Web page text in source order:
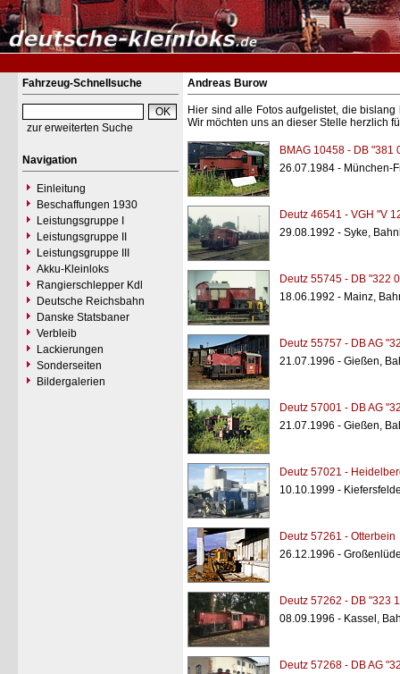
Fahrzeug-Schnellsuche
zur erweiterten Suche
Navigation
Einleitung
Beschaffungen 1930
Leistungsgruppe I
Leistungsgruppe II
Leistungsgruppe III
Akku-Kleinloks
Rangierschlepper Kdl
Deutsche Reichsbahn
Danske Statsbaner
Verbleib
Lackierungen
Sonderseiten
Bildergalerien
Andreas Burow
Hier sind alle Fotos aufgelistet, die
Wir möchten uns an dieser Stelle herzlich
BMAG 10458 - DB "381
26.07.1984 - München-
Deutz 46541 - VGH "V
29.08.1992 - Syke,
Deutz 55745 - DB "322
18.06.1992 - Mainz,
Deutz 55757 - DB AG
21.07.1996 - Gießen,
Deutz 57001 - DB AG
21.07.1996 - Gießen,
Deutz 57021 -
10.10.1999 -
Deutz 57261 - Otterbein
26.12.1996 -
Deutz 57262 - DB "323
08.09.1996 - Kassel,
Deutz 57268 - DB AG